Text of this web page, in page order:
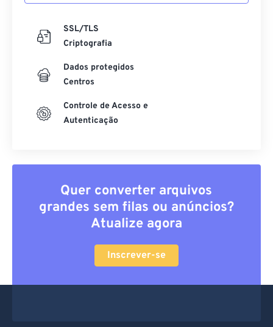
SSL/TLS
Criptografia
Dados protegidos
Centros
Controle de Acesso e
Autenticação
Quer converter arquivos
grandes sem filas ou anúncios?
Atualize agora
Inscrever-se